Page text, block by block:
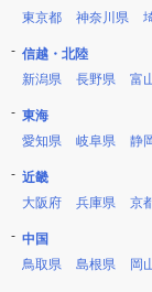
東京都
神奈川県
信越・北陸
新潟県
長野県 富
東海
愛知県
岐阜県 静
近畿
大阪府
兵庫県 京
中国
鳥取県
島根県 岡